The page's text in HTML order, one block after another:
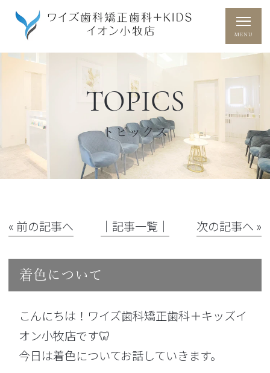
TOPICS
トピックス
« 前の記事へ │記事一覧│ 次の記事へ »
着色について
こんにちは！ワイズ歯科矯正歯科＋キッズイ
オン小牧店です🦷
今日は着色についてお話していきます。